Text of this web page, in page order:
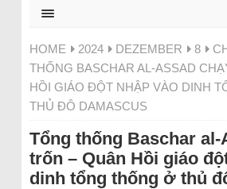
HOME 2024 DEZEMBER 8
THỐNG BASCHAR AL-ASSAD
HỒI GIÁO ĐỘT NHẬP VÀO DINH
THỦ ĐÔ DAMASCUS
Tổng thống Baschar al-
trốn – Quân Hồi giáo
dinh tổng thống ở thủ